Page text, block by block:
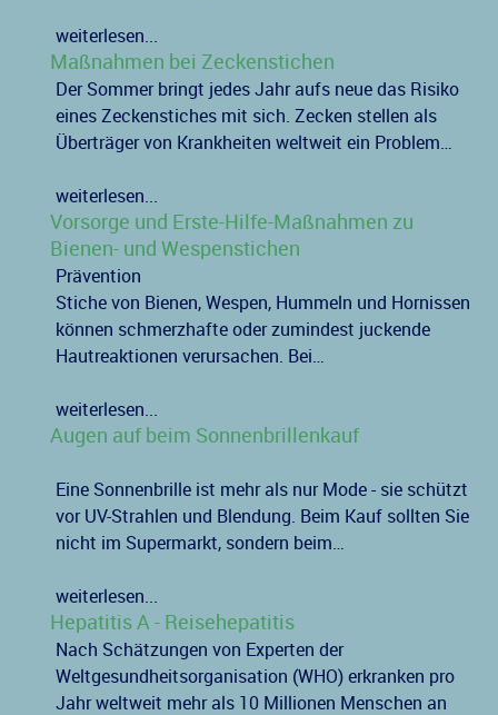
weiterlesen...
Maßnahmen bei Zeckenstichen
Der Sommer bringt jedes Jahr aufs neue das Risiko
eines Zeckenstiches mit sich. Zecken stellen als
Überträger von Krankheiten weltweit ein Problem…
weiterlesen...
Vorsorge und Erste-Hilfe-Maßnahmen zu
Bienen- und Wespenstichen
Prävention
Stiche von Bienen, Wespen, Hummeln und Hornissen
können schmerzhafte oder zumindest juckende
Hautreaktionen verursachen. Bei…
weiterlesen...
Augen auf beim Sonnenbrillenkauf
Eine Sonnenbrille ist mehr als nur Mode - sie schützt
vor UV-Strahlen und Blendung. Beim Kauf sollten Sie
nicht im Supermarkt, sondern beim…
weiterlesen...
Hepatitis A - Reisehepatitis
Nach Schätzungen von Experten der
Weltgesundheitsorganisation (WHO) erkranken pro
Jahr weltweit mehr als 10 Millionen Menschen an